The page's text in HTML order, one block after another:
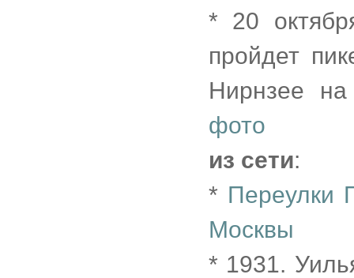
* 20
пройдет
Нирнзее
фото
из сети:
* Переулки
Москвы
* 1931.